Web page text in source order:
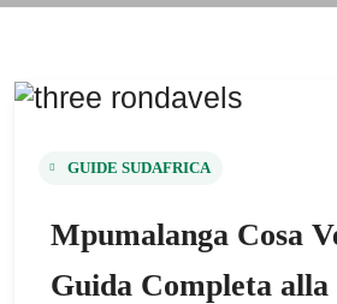
GUIDE SUDAFRICA
Mpumalanga Cosa
Guida Completa